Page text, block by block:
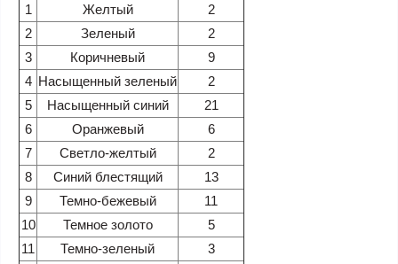
1
Желтый
2
2
Зеленый
2
3
Коричневый
9
4 Насыщенный зеленый
2
5
Насыщенный синий
21
6
Оранжевый
6
7
Светло-желтый
2
8
Синий блестящий
13
9
Темно-бежевый
11
10
Темное золото
5
11
Темно-зеленый
3